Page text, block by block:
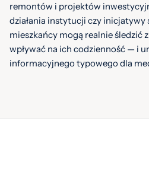
remontów i projektów
działania instytucji czy inicjatywy
mieszkańcy mogą realnie śledzić
wpływać na ich codzienność — i
informacyjnego typowego dla